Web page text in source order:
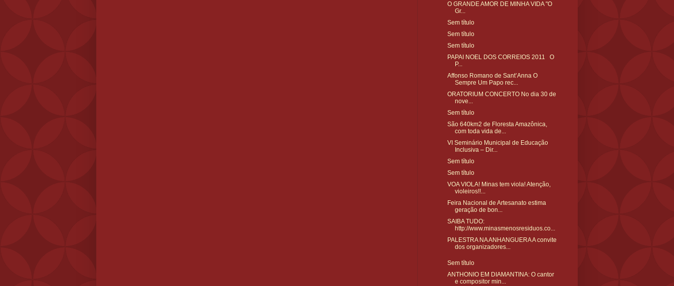
O GRANDE AMOR DE MINHA VIDA "O
Gr...
Sem título
Sem título
Sem título
PAPAI NOEL DOS CORREIOS 2011 O
P...
Affonso Romano de Sant’Anna O
Sempre Um Papo rec...
ORATORIUM CONCERTO No dia 30 de
nove...
Sem título
São 640km2 de Floresta Amazônica,
com toda vida de...
VI Seminário Municipal de Educação
Inclusiva – Dir...
Sem título
Sem título
VOA VIOLA! Minas tem viola! Atenção,
violeiros!!...
Feira Nacional de Artesanato estima
geração de bon...
SAIBA TUDO:
http://www.minasmenosresiduos.co...
PALESTRA NA ANHANGUERA A convite
dos organizadores...
Sem título
ANTHONIO EM DIAMANTINA: O cantor
e compositor min...